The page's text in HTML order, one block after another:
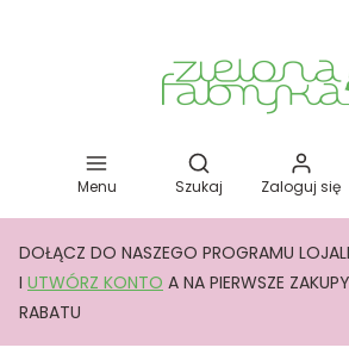
Menu
Otwórz
Szukaj Zaloguj się
DOŁĄCZ DO NASZEGO PROGRAMU
I UTWÓRZ KONTO A NA PIERWSZE
RABATU